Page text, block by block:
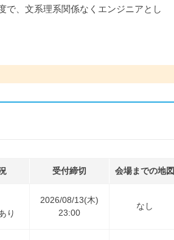
で、文系理系関係なくエンジニアとし
受付締切 会場までの地図
り
2026/08/13(木)
23:00
なし